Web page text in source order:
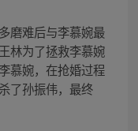
磨难后与李慕婉最
林为了拯救李慕婉
慕婉，在抢婚过程
了孙振伟，最终